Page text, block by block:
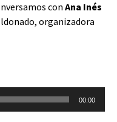
con Ana Inés
organizadora
00:00